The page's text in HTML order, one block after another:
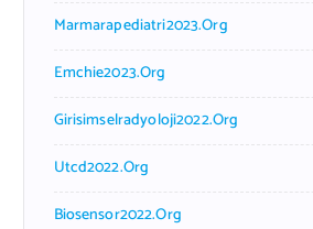
Marmarapediatri2023.org
Emchie2023.org
Girisimselradyoloji2022.org
Utcd2022.org
Biosensor2022.org